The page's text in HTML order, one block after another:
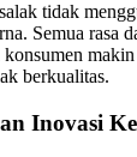
tidak
Semua rasa
berkualitas.
Inovasi